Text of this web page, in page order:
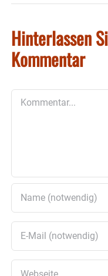
Hinterlassen
Kommentar